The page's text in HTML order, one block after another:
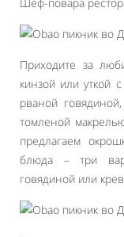
Приходите за
кинзой или уткой
рваной
томленой
предлагаем
блюда – три
говядиной или